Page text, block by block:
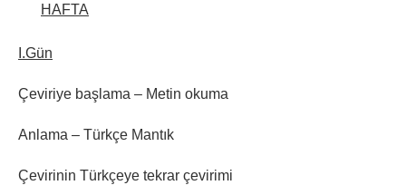
HAFTA
I.Gün
Çeviriye başlama – Metin okuma
Anlama – Türkçe Mantık
Çevirinin Türkçeye tekrar çevirimi